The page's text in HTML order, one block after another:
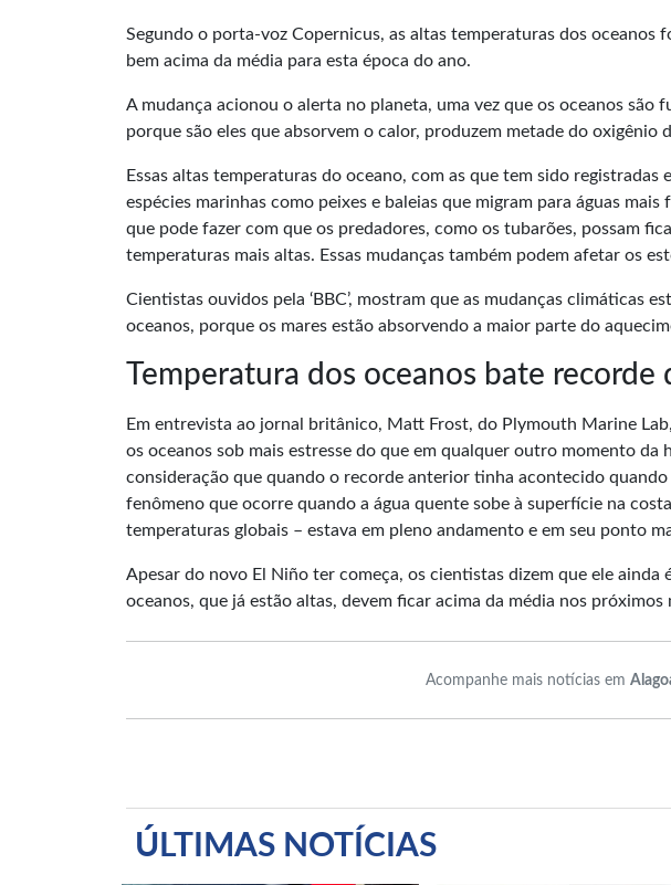
Segundo o porta-voz Copernicus, as altas temperaturas dos oceanos
bem acima da média para esta época do ano.
A mudança acionou o alerta no planeta, uma vez que os oceanos são
porque são eles que absorvem o calor, produzem metade do oxigênio
Essas altas temperaturas do oceano, com as que tem sido
espécies marinhas como peixes e baleias que migram para águas
que pode fazer com que os predadores, como os tubarões, possam
temperaturas mais altas. Essas mudanças também podem afetar os
Cientistas ouvidos pela ‘BBC’, mostram que as mudanças climáticas
oceanos, porque os mares estão absorvendo a maior parte do
Temperatura dos oceanos bate recorde
Em entrevista ao jornal britânico, Matt Frost, do Plymouth Marine
os oceanos sob mais estresse do que em qualquer outro momento da
consideração que quando o recorde anterior tinha acontecido
fenômeno que ocorre quando a água quente sobe à superfície na
temperaturas globais – estava em pleno andamento e em seu ponto
Apesar do novo El Niño ter começa, os cientistas dizem que ele
oceanos, que já estão altas, devem ficar acima da média nos próximos
Acompanhe mais notícias em
ÚLTIMAS NOTÍCIAS